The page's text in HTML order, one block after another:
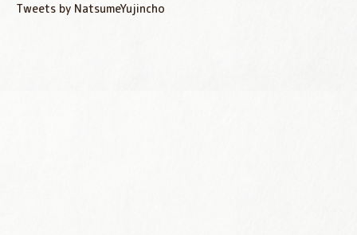
Tweets by NatsumeYujincho